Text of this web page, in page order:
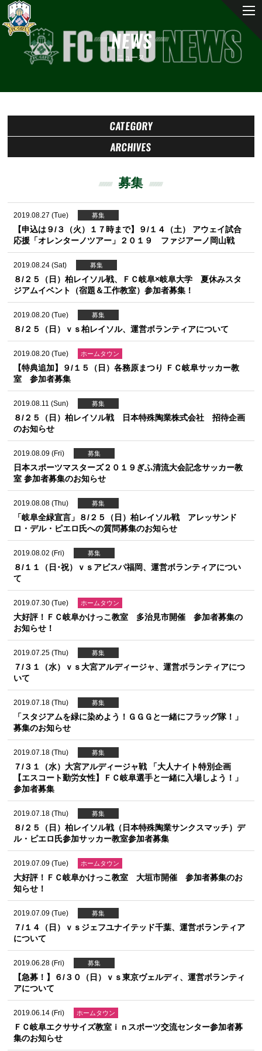
NEWS
ニュース
CATEGORY
ARCHIVES
募集
2019.08.27 (Tue) 募集
【申込は９/３（火）１７時まで】９/１４（土） アウェイ試合
応援「オレンターノツアー」２０１９ ファジアーノ岡山戦
2019.08.24 (Sat) 募集
８/２５（日）柏レイソル戦、ＦＣ岐阜×岐阜大学 夏休みスタ
ジアムイベント（宿題＆工作教室）参加者募集！
2019.08.20 (Tue) 募集
８/２５（日）ｖｓ柏レイソル、運営ボランティアについて
2019.08.20 (Tue) ホームタウン
【特典追加】９/１５（日）各務原まつり ＦＣ岐阜サッカー教
室 参加者募集
2019.08.11 (Sun) 募集
８/２５（日）柏レイソル戦 日本特殊陶業株式会社 招待企画
のお知らせ
2019.08.09 (Fri) 募集
日本スポーツマスターズ２０１９ぎふ清流大会記念サッカー教
室 参加者募集のお知らせ
2019.08.08 (Thu) 募集
「岐阜全緑宣言」８/２５（日）柏レイソル戦 アレッサンド
ロ・デル・ピエロ氏への質問募集のお知らせ
2019.08.02 (Fri) 募集
８/１１（日･祝）ｖｓアビスパ福岡、運営ボランティアについ
て
2019.07.30 (Tue) ホームタウン
大好評！ＦＣ岐阜かけっこ教室 多治見市開催 参加者募集の
お知らせ！
2019.07.25 (Thu) 募集
７/３１（水）ｖｓ大宮アルディージャ、運営ボランティアにつ
いて
2019.07.18 (Thu) 募集
「スタジアムを緑に染めよう！ＧＧＧと一緒にフラッグ隊！」
募集のお知らせ
2019.07.18 (Thu) 募集
７/３１（水）大宮アルディージャ戦 「大人ナイト特別企画
【エスコート勤労女性】ＦＣ岐阜選手と一緒に入場しよう！」
参加者募集
2019.07.18 (Thu) 募集
８/２５（日）柏レイソル戦（日本特殊陶業サンクスマッチ）デ
ル・ピエロ氏参加サッカー教室参加者募集
2019.07.09 (Tue) ホームタウン
大好評！ＦＣ岐阜かけっこ教室 大垣市開催 参加者募集のお
知らせ！
2019.07.09 (Tue) 募集
７/１４（日）ｖｓジェフユナイテッド千葉、運営ボランティア
について
2019.06.28 (Fri) 募集
【急募！】６/３０（日）ｖｓ東京ヴェルディ、運営ボランティ
アについて
2019.06.14 (Fri) ホームタウン
ＦＣ岐阜エクササイズ教室ｉｎスポーツ交流センター参加者募
集のお知らせ